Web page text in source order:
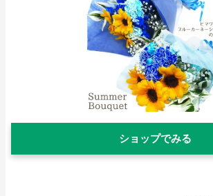
ショップでみる